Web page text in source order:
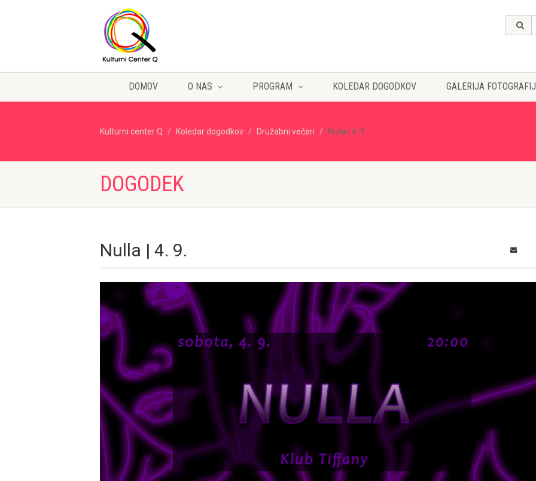
DOMOV O NAS PROGRAM KOLEDAR DOGODKOV GALERIJA FOTOGRAFIJ
Kulturni center Q Koledar dogodkov Družabni večeri Nulla | 4. 9.
DOGODEK
Nulla | 4. 9.